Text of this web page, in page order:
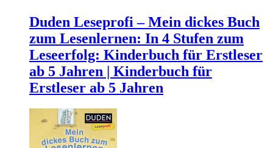
Duden Leseprofi – Mein dickes Buch
zum Lesenlernen: In 4 Stufen zum
Leseerfolg: Kinderbuch für Erstleser
ab 5 Jahren | Kinderbuch für
Erstleser ab 5 Jahren